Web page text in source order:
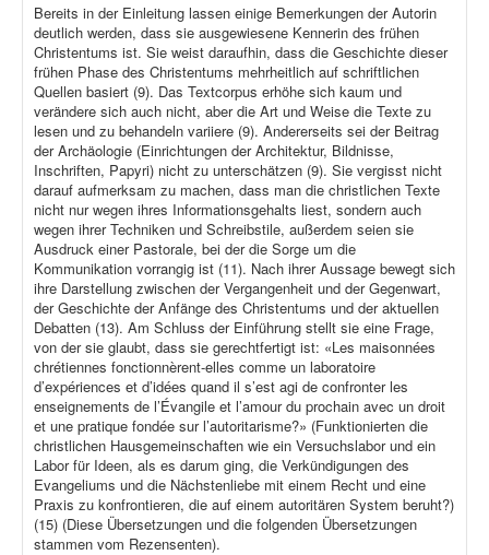
Bereits in der Einleitung lassen einige Bemerkungen der Autorin
deutlich werden, dass sie ausgewiesene Kennerin des frühen
Christentums ist. Sie weist daraufhin, dass die Geschichte dieser
frühen Phase des Christentums mehrheitlich auf schriftlichen
Quellen basiert (9). Das Textcorpus erhöhe sich kaum und
verändere sich auch nicht, aber die Art und Weise die Texte zu
lesen und zu behandeln variiere (9). Andererseits sei der Beitrag
der Archäologie (Einrichtungen der Architektur, Bildnisse,
Inschriften, Papyri) nicht zu unterschätzen (9). Sie vergisst nicht
darauf aufmerksam zu machen, dass man die christlichen Texte
nicht nur wegen ihres Informationsgehalts liest, sondern auch
wegen ihrer Techniken und Schreibstile, außerdem seien sie
Ausdruck einer Pastorale, bei der die Sorge um die
Kommunikation vorrangig ist (11). Nach ihrer Aussage bewegt sich
ihre Darstellung zwischen der Vergangenheit und der Gegenwart,
der Geschichte der Anfänge des Christentums und der aktuellen
Debatten (13). Am Schluss der Einführung stellt sie eine Frage,
von der sie glaubt, dass sie gerechtfertigt ist: «Les maisonnées
chrétiennes fonctionnèrent-elles comme un laboratoire
d’expériences et d’idées quand il s’est agi de confronter les
enseignements de l’Évangile et l’amour du prochain avec un droit
et une pratique fondée sur l’autoritarisme?» (Funktionierten die
christlichen Hausgemeinschaften wie ein Versuchslabor und ein
Labor für Ideen, als es darum ging, die Verkündigungen des
Evangeliums und die Nächstenliebe mit einem Recht und eine
Praxis zu konfrontieren, die auf einem autoritären System beruht?)
(15) (Diese Übersetzungen und die folgenden Übersetzungen
stammen vom Rezensenten).